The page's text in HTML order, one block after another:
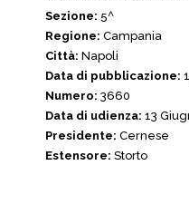
Sezione: 5^
Regione: Campania
Città: Napoli
Data di pubblicazione:
Numero: 3660
Data di udienza: 13
Presidente: Cernese
Estensore: Storto